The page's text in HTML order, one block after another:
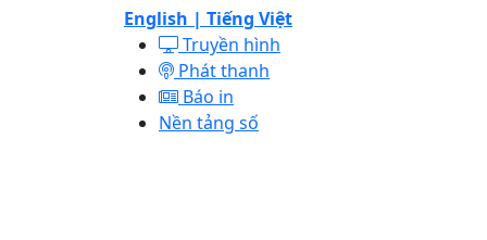
English | Tiếng Việt
Truyền hình
Phát thanh
Báo in
Nền tảng số